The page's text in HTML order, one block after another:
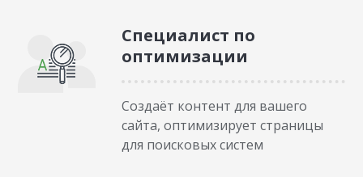
Специалист по
оптимизации
Создаёт контент для вашего
сайта, оптимизирует страницы
для поисковых систем